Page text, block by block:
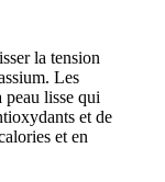
la tension
Les
peau lisse qui
et de
et en